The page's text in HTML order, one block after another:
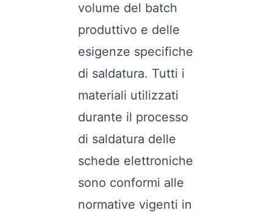
volume del batch
produttivo e delle
esigenze specifiche
di saldatura. Tutti i
materiali utilizzati
durante il processo
di saldatura delle
schede elettroniche
sono conformi alle
normative vigenti in